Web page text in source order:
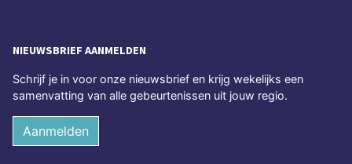
NIEUWSBRIEF AANMELDEN
Schrijf je in voor onze nieuwsbrief en krijg wekelijks een
samenvatting van alle gebeurtenissen uit jouw regio.
Aanmelden